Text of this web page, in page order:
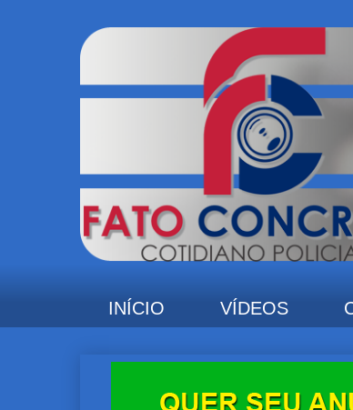
INÍCIO VÍDEOS